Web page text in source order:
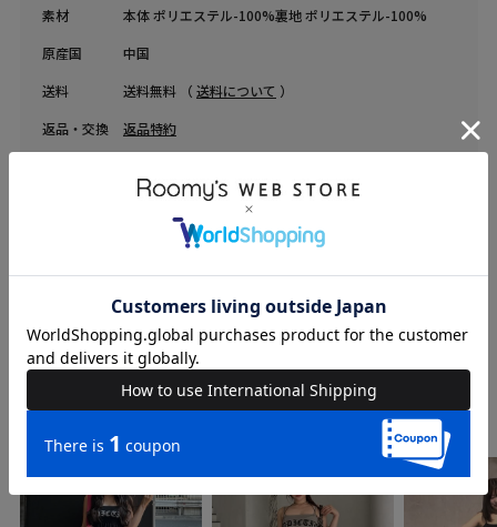
素材
本体 ポリエステル-100%裏地 ポリエステル-100%
原産国
中国
送料
送料無料 （ 送料について ）
返品・交換
返品特約
ートパンツニットセット
64621432
COORDINATE Instagram Post